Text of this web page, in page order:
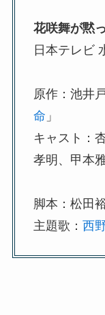
花咲舞が黙
日本テレビ
原作：池井
命 」
キャスト：
孝明、甲本
脚本：松田
主題歌： 西